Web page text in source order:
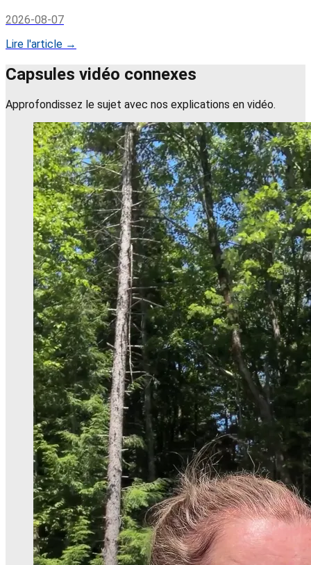
2026-08-07
Lire l'article →
Capsules vidéo connexes
Approfondissez le sujet avec nos explications en vidéo.